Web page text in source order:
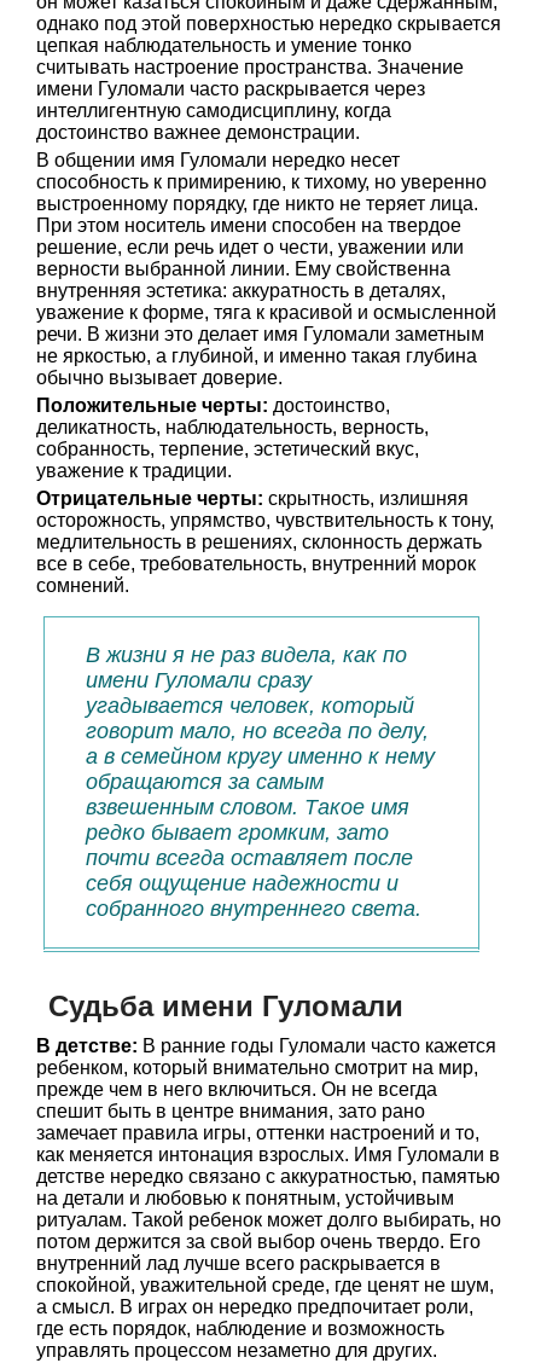
однако под этой поверхностью нередко скрывается
цепкая наблюдательность и умение тонко
считывать настроение пространства. Значение
имени Гуломали часто раскрывается через
интеллигентную самодисциплину, когда
достоинство важнее демонстрации.
В общении имя Гуломали нередко несет
способность к примирению, к тихому, но уверенно
выстроенному порядку, где никто не теряет лица.
При этом носитель имени способен на твердое
решение, если речь идет о чести, уважении или
верности выбранной линии. Ему свойственна
внутренняя эстетика: аккуратность в деталях,
уважение к форме, тяга к красивой и осмысленной
речи. В жизни это делает имя Гуломали заметным
не яркостью, а глубиной, и именно такая глубина
обычно вызывает доверие.
Положительные черты: достоинство,
деликатность, наблюдательность, верность,
собранность, терпение, эстетический вкус,
уважение к традиции.
Отрицательные черты: скрытность, излишняя
осторожность, упрямство, чувствительность к тону,
медлительность в решениях, склонность держать
все в себе, требовательность, внутренний морок
сомнений.
В жизни я не раз видела, как по
имени Гуломали сразу
угадывается человек, который
говорит мало, но всегда по делу,
а в семейном кругу именно к нему
обращаются за самым
взвешенным словом. Такое имя
редко бывает громким, зато
почти всегда оставляет после
себя ощущение надежности и
собранного внутреннего света.
Судьба имени Гуломали
В детстве: В ранние годы Гуломали часто кажется
ребенком, который внимательно смотрит на мир,
прежде чем в него включиться. Он не всегда
спешит быть в центре внимания, зато рано
замечает правила игры, оттенки настроений и то,
как меняется интонация взрослых. Имя Гуломали в
детстве нередко связано с аккуратностью, памятью
на детали и любовью к понятным, устойчивым
ритуалам. Такой ребенок может долго выбирать, но
потом держится за свой выбор очень твердо. Его
внутренний лад лучше всего раскрывается в
спокойной, уважительной среде, где ценят не шум,
а смысл. В играх он нередко предпочитает роли,
где есть порядок, наблюдение и возможность
управлять процессом незаметно для других.